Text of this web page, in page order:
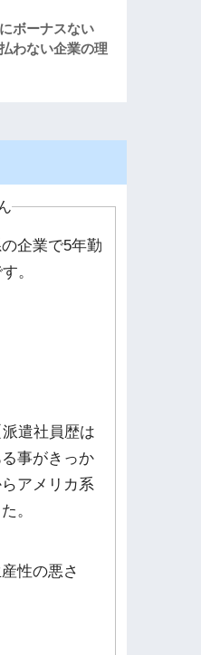
ボーナスない
わない企業の理
企業で5年勤
。
遣社員歴は
事がきっか
アメリカ系
。
性の悪さ